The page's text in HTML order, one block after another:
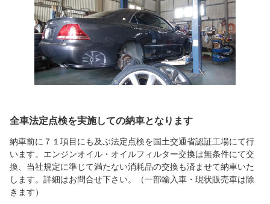
全車法定点検を実施しての納車となります
納車前に７１項目にも及ぶ法定点検を国土交通省認証工場にて行
います。エンジンオイル・オイルフィルター交換は無条件にて交
換、当社規定に準じて満たない消耗品の交換も済ませて納車いた
します。詳細はお問合せ下さい。（一部輸入車・現状販売車は除
きます）